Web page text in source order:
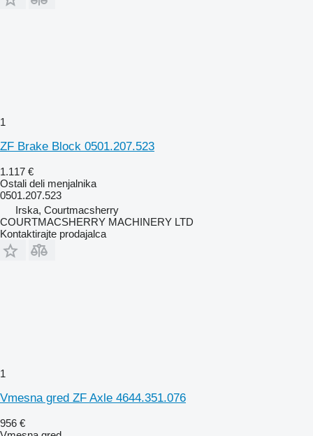
1
ZF Brake Block 0501.207.523
1.117 €
Ostali deli menjalnika
0501.207.523
Irska, Courtmacsherry
COURTMACSHERRY MACHINERY LTD
Kontaktirajte prodajalca
1
Vmesna gred ZF Axle 4644.351.076
956 €